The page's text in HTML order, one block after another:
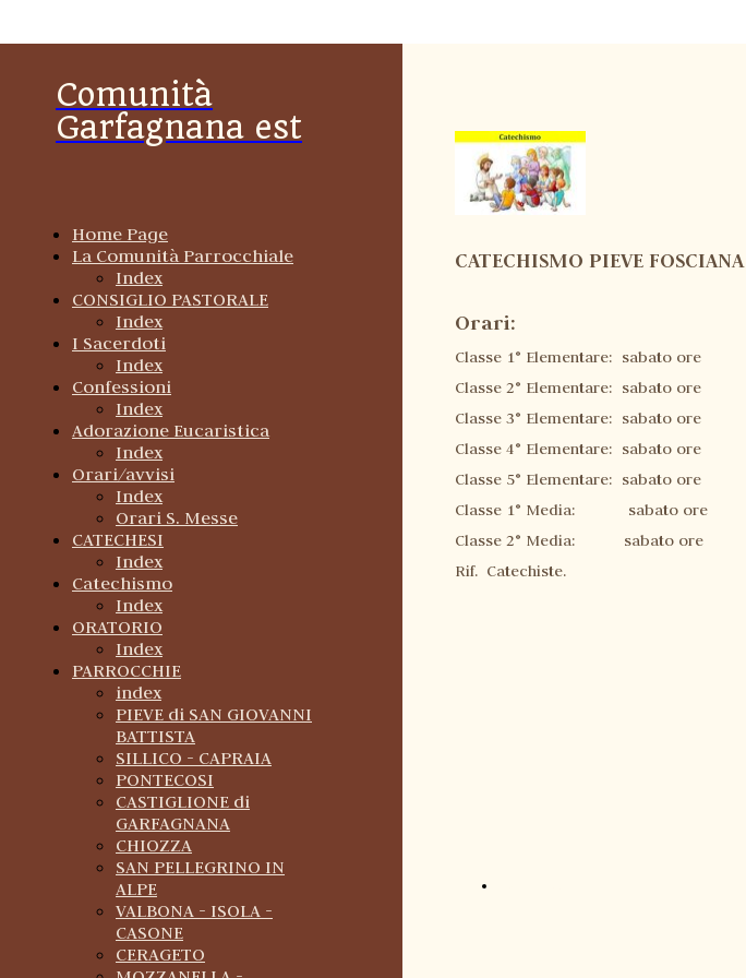
Comunità
Garfagnana est
Home Page
La Comunità Parrocchiale
Index
CONSIGLIO PASTORALE
Index
I Sacerdoti
Index
Confessioni
Index
Adorazione Eucaristica
Index
Orari/avvisi
Index
Orari S. Messe
CATECHESI
Index
Catechismo
Index
ORATORIO
Index
PARROCCHIE
index
PIEVE di SAN GIOVANNI
BATTISTA
SILLICO - CAPRAIA
PONTECOSI
CASTIGLIONE di
GARFAGNANA
CHIOZZA
SAN PELLEGRINO IN
ALPE
VALBONA - ISOLA -
CASONE
CERAGETO
CATECHISMO PIEVE FOSCIANA
Orari:
Classe 1° Elementare: sabato ore
Classe 2° Elementare: sabato ore
Classe 3° Elementare: sabato ore
Classe 4° Elementare: sabato ore
Classe 5° Elementare: sabato ore
Classe 1° Media: sabato ore
Classe 2° Media: sabato ore
Rif. Catechiste.